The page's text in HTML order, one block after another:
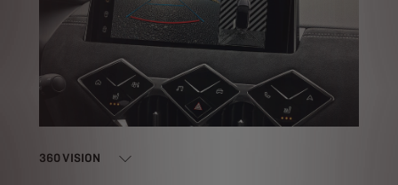
360 VISION